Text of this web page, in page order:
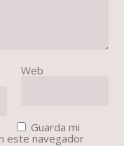
Web
Guarda mi
este navegador